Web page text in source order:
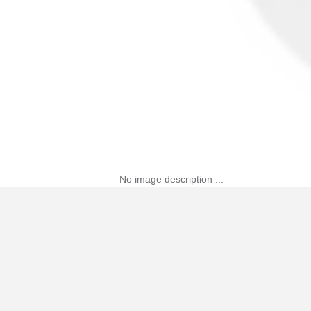
No image description ...